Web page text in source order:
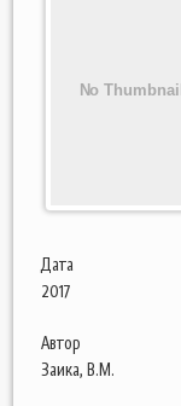
Дата
2017
Автор
Заика, В.М.